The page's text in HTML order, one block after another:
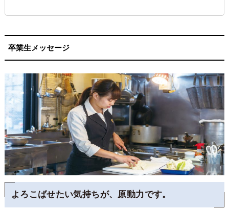
卒業生メッセージ
よろこばせたい気持ちが、原動力です。